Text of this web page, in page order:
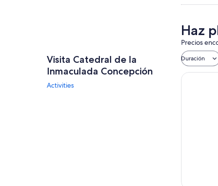
Visita Catedral de la
Inmaculada Concepción
Activities
Haz
Precios
Duración